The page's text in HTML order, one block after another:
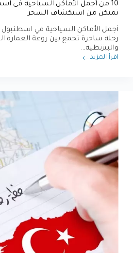
10 من أجمل الأماكن السياحية في
تمتكن من استكشاف السحر
أجمل الأماكن السياحية في
رحلة ساحرة تجمع بين روعة العمارة
والبيزنطية…
اقرأ المزيد